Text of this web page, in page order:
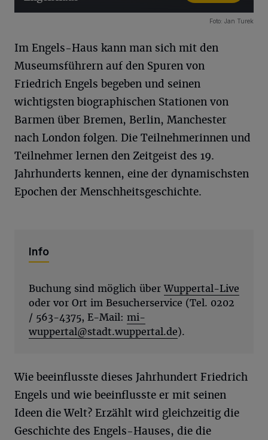
Foto: Jan Turek
Im Engels-Haus kann man sich mit den
Museumsführern auf den Spuren von
Friedrich Engels begeben und seinen
wichtigsten biographischen Stationen von
Barmen über Bremen, Berlin, Manchester
nach London folgen. Die Teilnehmerinnen und
Teilnehmer lernen den Zeitgeist des 19.
Jahrhunderts kennen, eine der dynamischsten
Epochen der Menschheitsgeschichte.
Info
Buchung sind möglich überWuppertal-Live
oder vor Ort im Besucherservice (Tel. 0202
/ 563-4375, E-Mail: mi-
wuppertal@stadt.wuppertal.de).
Wie beeinflusste dieses Jahrhundert Friedrich
Engels und wie beeinflusste er mit seinen
Ideen die Welt? Erzählt wird gleichzeitig die
Geschichte des Engels-Hauses, die die